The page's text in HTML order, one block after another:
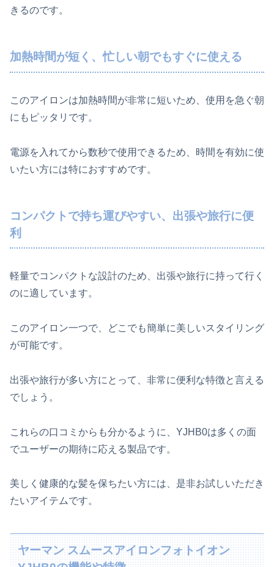
きるのです。
加熱時間が短く、忙しい朝でもすぐに使える
このアイロンは加熱時間が非常に短いため、使用を急ぐ朝
にもピッタリです。
電源を入れてから数秒で使用できるため、時間を有効に使
いたい方には特におすすめです。
コンパクトで持ち運びやすい、出張や旅行に便
利
軽量でコンパクトな設計のため、出張や旅行に持って行く
のに適しています。
このアイロン一つで、どこでも簡単に美しいスタイリング
が可能です。
出張や旅行が多い方にとって、非常に便利な特徴と言える
でしょう。
これらの口コミからも分かるように、YJHB0は多くの面
でユーザーの期待に応える製品です。
美しく健康的な髪を保ちたい方には、是非お試しいただき
たいアイテムです。
ヤーマン スムースアイロンフォトイオン